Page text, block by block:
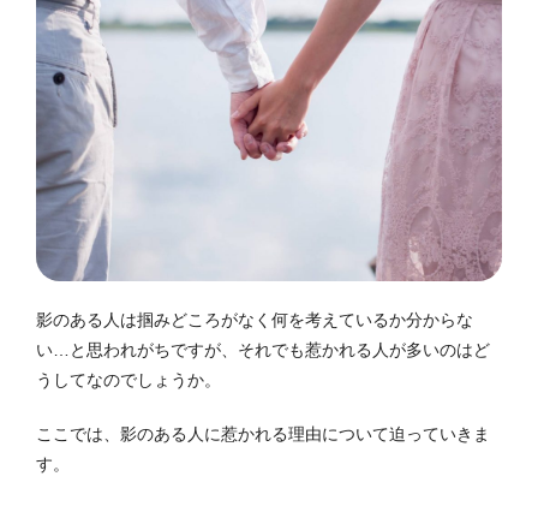
影のある人は掴みどころがなく何を考えているか分からな
い…と思われがちですが、それでも惹かれる人が多いのはど
うしてなのでしょうか。
ここでは、影のある人に惹かれる理由について迫っていきま
す。